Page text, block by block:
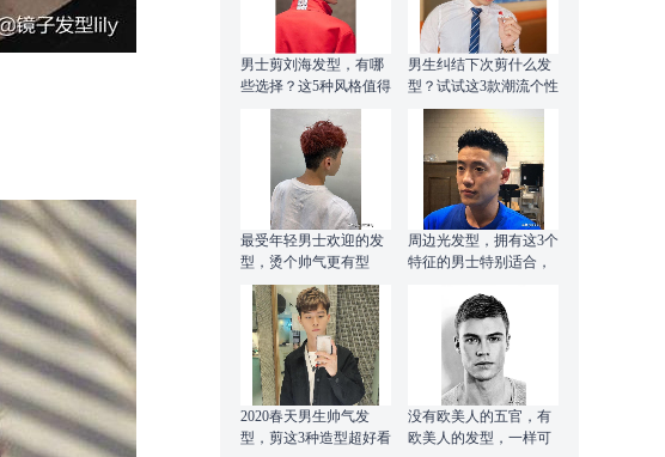
男士剪刘海发型，有哪
些选择？这5种风格值得
男生纠结下次剪什么发
型？试试这3款潮流个性
短发，剪完很帅气
最受年轻男士欢迎的发
型，烫个帅气更有型
周边光发型，拥有这3个
特征的男士特别适合，
2020春天男生帅气发
型，剪这3种造型超好看
没有欧美人的五官，有
欧美人的发型，一样可